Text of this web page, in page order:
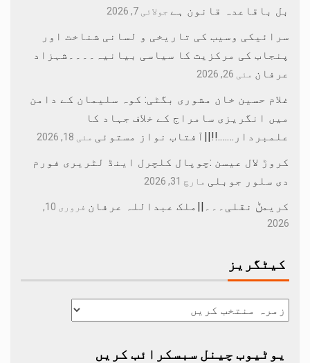
بل باقاعدہ قانون ہے جولائی 7, 2026
سرائیکی وسیب کی تاریخی و لسانی شناخت اور
پنجاب کی مرکزیت کا سیاسی بیانیہ۔۔۔۔شہزاد
عرفان مئی 26, 2026
غلام حسین خان مشوری بگٹی: کوہ سلیمان کے دامن
میں انگریزی سامراج کے خلاف جہاد کا
علمبردار…….!!||آفتاب نواز مستوئی مئی 18, 2026
کروڑ لال عیسن :چوپال کلچرل اینڈ لٹریری فورم
دی سلور جوبلی مارچ 31, 2026
کریمݨ نقلی۔۔۔||ملک عبداللہ عرفان
فروری 10,
2026
کیٹگریز
یوٹیوب چینل سبسکرائب کریں